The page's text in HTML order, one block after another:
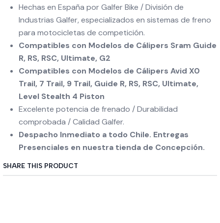
Hechas en España por Galfer Bike / División de
Industrias Galfer, especializados en sistemas de freno
para motocicletas de competición.
Compatibles con Modelos de Cálipers Sram Guide
R, RS, RSC, Ultimate, G2
Compatibles con Modelos de Cálipers Avid X0
Trail, 7 Trail, 9 Trail, Guide R, RS, RSC, Ultimate,
Level Stealth 4 Piston
Excelente potencia de frenado / Durabilidad
comprobada / Calidad Galfer.
Despacho Inmediato a todo Chile. Entregas
Presenciales en nuestra tienda de Concepción.
SHARE THIS PRODUCT